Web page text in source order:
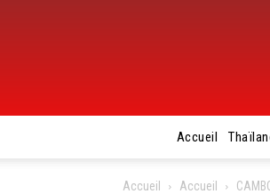
Accueil
Accueil Accueil